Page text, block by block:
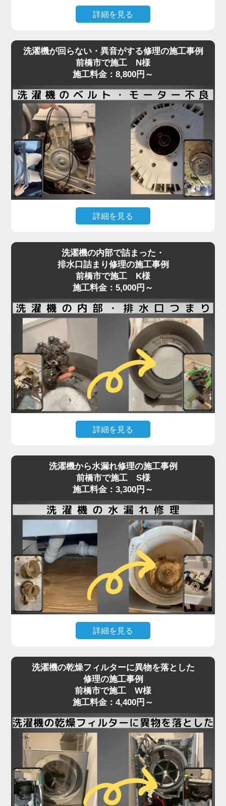
えの原因にもなります。「家電の達人」では、ドラ
ム式洗濯機の乾燥不良トラブルに対し、分解による
ニングを実施。
最短即日対応で、内部の詰まりを根本から取り除
き、乾燥力をしっかり回復させます。
乾かないと感じたら、お早めにプロの手での点検・
洗浄をご検討ください。
詳細を見る
ロしか出ないといった症状は、「蛇口は開いている
のに洗濯が始まらない」状態として、多くのお客様
からご相談をいただくトラブルのひとつです。
この原因の多くは、洗濯機内部の給水弁（電磁弁）
に異常があることがほとんど。
経年劣化や水垢・異物による詰まり、内部のダイヤ
フラム部品の不良などが原因で、水の流れが制限さ
れてしまいます。
「家電の達人」では、こうした給水トラブルに対し
て、分解点検による給水弁の動作確認と部品交換を
行い、正常な給水機能を回復させます。
機種や年式に応じた適切な部品を使用し、交換では
なく清掃・調整で済むケースにも柔軟に対応。
ながり、家事全体がストップしてしまいます。水が
出ない・出方が弱いなどの違和感を感じたら、早め
にプロの点検をご依頼ください。
洗濯機が回らない・異音がする修理の施工事例
前橋市で施工 N様
施工料金：8,800円～
詳細を見る
といった異音がする場合、Vベルトの劣化や緩み、
モーターの不具合が原因であることが多く見られま
返すと、ベルトやモーターに過剰な負荷がかかり、
新しい洗濯機であっても故障リスクが高まります。
ベルトの損傷は徐々に症状が現れることもあり、
「音はするけど回らない」「動きが不安定」といっ
た症状でご相談いただくケースも増えています。
「家電の達人」では、こうしたトラブルに対して、
ベルトの張りや摩耗状態、モーターの動作チェック
を含めた点検を行い、必要に応じて交換・調整を実
特に縦型・ドラム式で構造が異なるため、経験豊富
音や回転不良は初期段階での対応が肝心。
放置すればさらなる部品破損にもつながるため、気
になる症状があればお早めにご相談ください。
洗濯機の内部で詰まった・
排水口詰まり修理の施工事例
前橋市で施工 K様
施工料金：5,000円～
詳細を見る
った症状は、内部や排水口の詰まりが原因で発生す
ることがよくあります。
特に多いのが、洗濯槽の奥にある「脱水受けカバ
ー」に汚れが蓄積し、排水の流れを妨げているケー
スです。
このカバーにはホコリや髪の毛、洗剤カスが溜まり
やすく、目詰まりすると排水エラーや脱水不良を引
き起こします。
また、排水ホースやトラップ内にも異物が詰まって
いることが多く、こうしたトラブルは分解しないと
確認・清掃ができません。
「家電の達人」では、洗濯機の脱水受けカバーや排
水口周辺の分解清掃を行い、排水経路をスムーズに
詰まりがひどい場合は、床下の排水管の点検・洗浄
にも対応可能。市販洗剤では解決できない深部の汚
れも、プロの技術でしっかり取り除きます。
排水の流れが悪い、エラーが頻発するなどの症状が
あれば、お早めにご相談ください。
洗濯機から水漏れ修理の施工事例
前橋市で施工 S様
施工料金：3,300円～
詳細を見る
どの「水漏れ」は、放置すると床材の腐食や階下へ
の漏水被害にもつながる深刻なトラブルです。
原因はさまざまで、排水ホースの破損や接続不良、
洗濯槽内部のひび割れやゴムパッキンの劣化、さら
には排水弁や給水バルブの不具合など、目視では特
定しづらいケースが多くあります。
特に、ホースや継ぎ目部分の劣化は経年劣化による
もので、設置から5〜10年が経過した機種ではよく
見られる症状です。
洗濯機の乾燥フィルターに異物を落とした
修理の施工事例
前橋市で施工 W様
施工料金：4,400円～